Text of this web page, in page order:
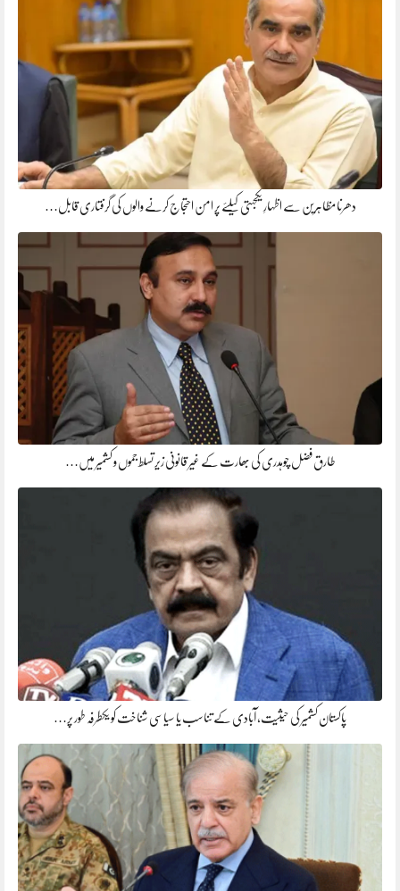
دھرنا مظاہرین سے اظہارِ یکجہتی کیلئے پر امن احتجاج کرنے والوں کی گرفتاری قابل…
طارق فضل چوہدری کی بھارت کے غیر قانونی زیر تسلط جموں و کشمیر میں…
پاکستان کشمیر کی حیثیت، آبادی کے تناسب یا سیاسی شناخت کو یکطرفہ طور پر…